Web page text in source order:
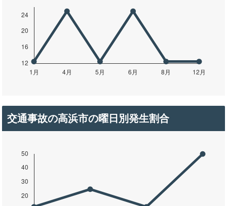
交通事故の高浜市の曜日別発生割合